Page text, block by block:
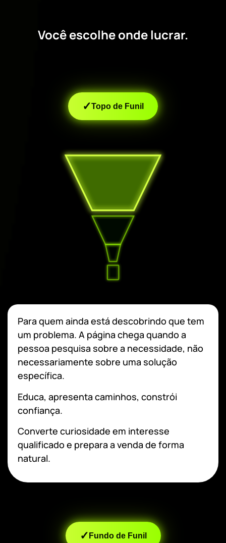
Você escolhe onde lucrar.
✓Topo de Funil
Para quem ainda está descobrindo que tem
um problema. A página chega quando a
pessoa pesquisa sobre a necessidade, não
necessariamente sobre uma solução
específica.
Educa, apresenta caminhos, constrói
confiança.
Converte curiosidade em interesse
qualificado e prepara a venda de forma
natural.
✓ Fundo de Funil